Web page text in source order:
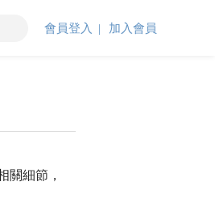
會員登入 加入會員
關細節，